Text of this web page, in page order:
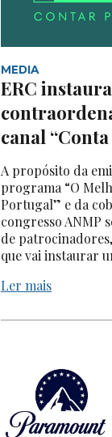
MEDIA
ERC instaura
canal “Conta
A propósito da
programa “O
Portugal” e da
congresso ANMP
de
que vai instaurar
Ler mais